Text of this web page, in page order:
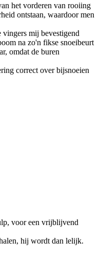
het vorderen van rooiing
ontstaan, waardoor men
vingers mij bevestigend
na zo'n fikse snoeibeurt
omdat de buren
correct over bijsnoeien
voor een vrijblijvend
hij wordt dan lelijk.